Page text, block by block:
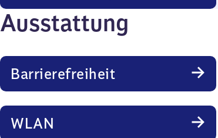
Ausstattung
Barrierefreiheit
WLAN